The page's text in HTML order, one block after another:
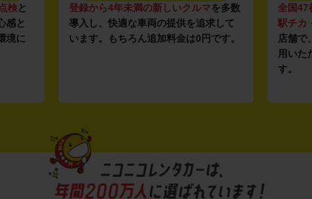
検と
感と
境に
登録から4年未満の新しいクルマを多数
導入し、快適な車両の提供を追求して
います。もちろん追加料金は0円です。
全国47
駅チカ
店舗で
用いた
す。